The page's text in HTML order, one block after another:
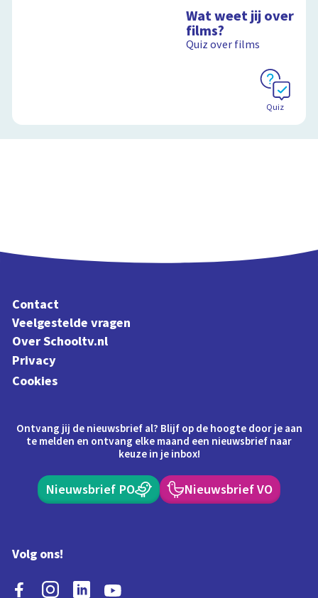
en video
Schoolplaat
Wat weet jij over
films?
Quiz over films
Quiz
Contact
Veelgestelde vragen
Over Schooltv.nl
Privacy
Cookies
Ontvang jij de nieuwsbrief al? Blijf op de hoogte door je aan
te melden en ontvang elke maand een nieuwsbrief naar
keuze in je inbox!
Nieuwsbrief PO Nieuwsbrief VO
Volg ons!